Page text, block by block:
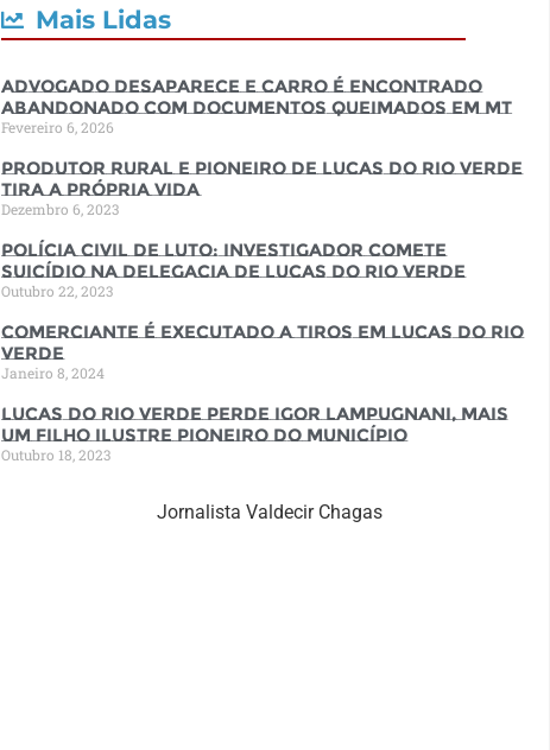
Mais Lidas
Advogado desaparece e carro é encontrado
abandonado com documentos queimados em MT
Fevereiro 6, 2026
Produtor rural e pioneiro de Lucas do Rio Verde
tira a própria vida
Dezembro 6, 2023
Polícia Civil de luto: Investigador comete
suicídio na Delegacia de Lucas do Rio Verde
Outubro 22, 2023
Comerciante é executado a tiros em Lucas do Rio
Verde
Janeiro 8, 2024
Lucas do Rio Verde perde Igor Lampugnani, mais
um filho ilustre pioneiro do município
Outubro 18, 2023
Jornalista Valdecir Chagas